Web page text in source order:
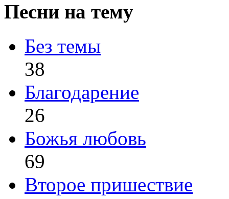
Песни на тему
Без темы
38
Благодарение
26
Божья любовь
69
Второе пришествие